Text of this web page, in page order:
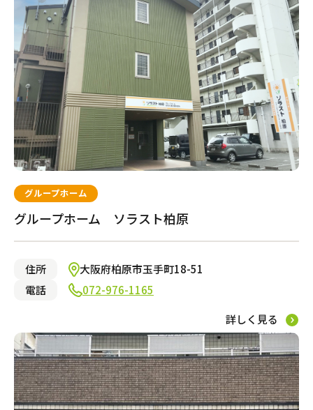
グループホーム
グループホーム ソラスト柏原
住所
大阪府柏原市玉手町18-51
電話
072-976-1165
詳しく見る
相模原市中央区
サービス付き高齢者向け住宅
グループホーム
都市型軽費老人ホーム（ケアハウス）
通所介護（デイサービス）
ショートステイ
小規模多機能型居宅介護
自宅でサービスを受ける